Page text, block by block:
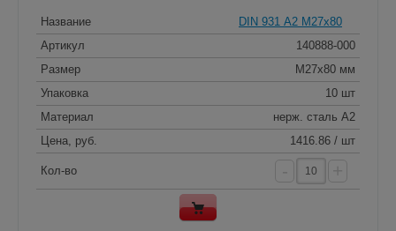
Название
DIN 931 А2 M27x80
Артикул
140888-000
Размер
M27x80 мм
Упаковка
10 шт
Материал
нерж. сталь A2
Цена, руб.
1416.86 / шт
Кол-во